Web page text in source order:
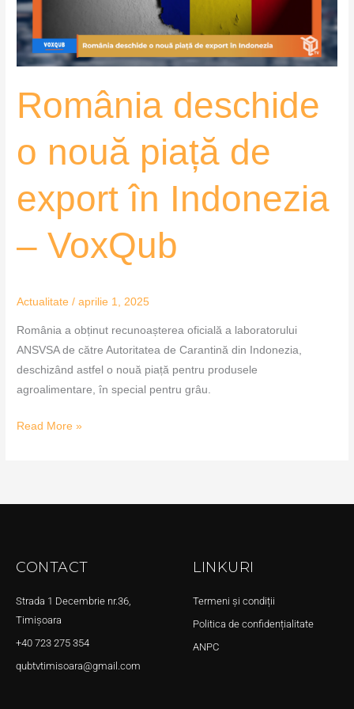
România deschide
o nouă piață de
export în Indonezia
– VoxQub
Actualitate /aprilie 1, 2025
România a obținut recunoașterea oficială a laboratorului
ANSVSA de către Autoritatea de Carantină din Indonezia,
deschizând astfel o nouă piață pentru produsele
agroalimentare, în special pentru grâu.
export
în
Indonezia
VoxQub
Read More »
CONTACT
Strada 1 Decembrie nr.36,
Timișoara
+40 723 275 354
qubtvtimisoara@gmail.com
LINKURI
Termeni și condiții
Politica de confidențialitate
ANPC